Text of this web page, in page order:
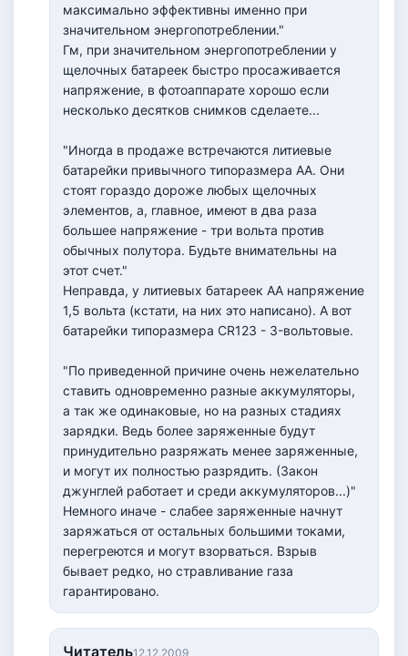
максимально эффективны именно при
значительном энергопотреблении."
Гм, при значительном энергопотреблении у
щелочных батареек быстро просаживается
напряжение, в фотоаппарате хорошо если
несколько десятков снимков сделаете...
"Иногда в продаже встречаются литиевые
батарейки привычного типоразмера АА. Они
стоят гораздо дороже любых щелочных
элементов, а, главное, имеют в два раза
большее напряжение - три вольта против
обычных полутора. Будьте внимательны на
этот счет."
Неправда, у литиевых батареек АА напряжение
1,5 вольта (кстати, на них это написано). А вот
батарейки типоразмера CR123 - 3-вольтовые.
"По приведенной причине очень нежелательно
ставить одновременно разные аккумуляторы,
а так же одинаковые, но на разных стадиях
зарядки. Ведь более заряженные будут
принудительно разряжать менее заряженные,
и могут их полностью разрядить. (Закон
джунглей работает и среди аккумуляторов...)"
Немного иначе - слабее заряженные начнут
заряжаться от остальных большими токами,
перегреются и могут взорваться. Взрыв
бывает редко, но стравливание газа
гарантировано.
Читатель12.12.2009